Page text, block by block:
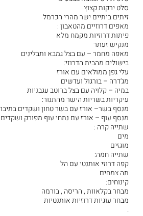
סלט ירקות קצוץ
זיתים ביתיים ישר מהרי הכרמל
מאפים דרוזיים מהטאבון :
פיתות דרוזיות מקמח מלא
מנקיש זעתר
מאפה מחמר – עם בצל גמבא ותבלינים
בישולים מהבית הדרוזי:
עלי גפן ממולאים עם אורז
מג'דרה – בורגול ועדשים
במיה – קלויה עם בצל ברוטב עגבניות
עיקריות בשריות הישר מהתנור:
מנסף בשר– אורז עם בשר טחון ושקדים
מנסף עוף – אורז עם נתחי עוף מפורק ושקדים
שתייה קרה :
מים
מוגזים
שתייה חמה:
קפה דרוזי אותנטי עם הל
תה צמחים
קינוחים:
מבחר בקלאוות , הריסה , בורמה
מבחר עוגיות דרוזיות אותנטיות
.